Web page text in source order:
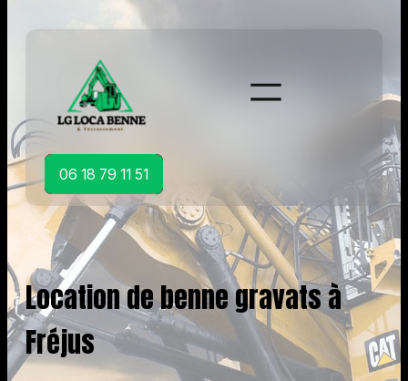
06 18 79 11 51
Location de benne gravats à
Fréjus